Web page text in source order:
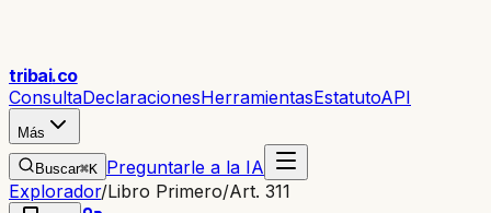
tribai.co
ConsultaDeclaracionesHerramientasEstatutoAPI
Más
Buscar⌘K Preguntarle a la IA
Explorador/Libro Primero/Art. 311